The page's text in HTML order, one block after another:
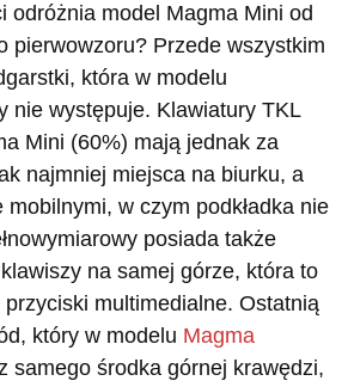
odróżnia model Magma Mini od
pierwowzoru? Przede wszystkim
która w modelu
nie występuje. Klawiatury TKL
Mini (60%) mają jednak za
najmniej miejsca na biurku, a
w czym podkładka nie
posiada także
na samej górze, która to
multimedialne. Ostatnią
który w modelu Magma
samego środka górnej krawędzi,